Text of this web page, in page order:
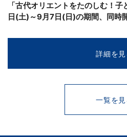
「古代オリエントをたのしむ！
日(土)～9月7日(日)の期間、同時
詳細を見
一覧を見